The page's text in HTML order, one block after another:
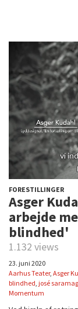
FORESTILLINGER
Asger
arbejde
blindhed'
1.132 views
23. juni 2020
Aarhus Teater, Asger
blindhed, josé
Momentum